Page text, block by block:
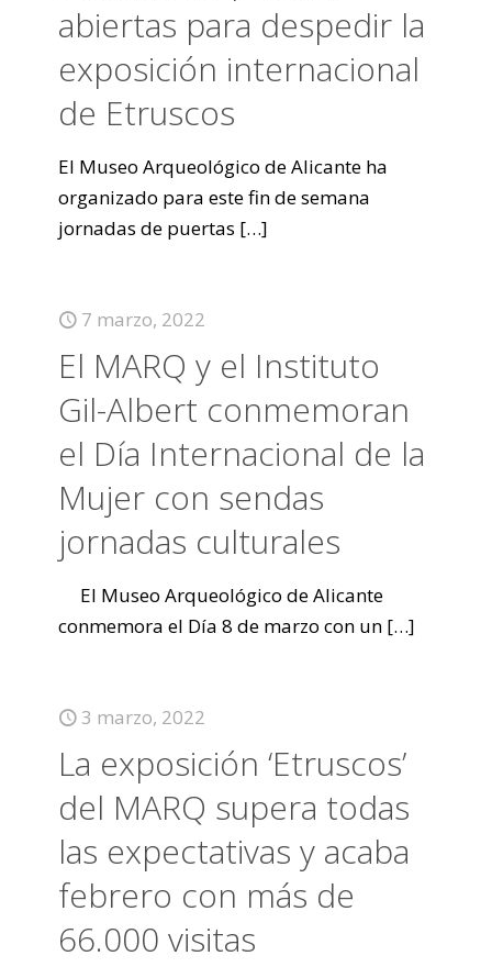
abiertas para despedir la
exposición internacional
de Etruscos
El Museo Arqueológico de Alicante ha
organizado para este fin de semana
jornadas de puertas […]
7 marzo, 2022
El MARQ y el Instituto
Gil-Albert conmemoran
el Día Internacional de la
Mujer con sendas
jornadas culturales
El Museo Arqueológico de Alicante
conmemora el Día 8 de marzo con un […]
3 marzo, 2022
La exposición ‘Etruscos’
del MARQ supera todas
las expectativas y acaba
febrero con más de
66.000 visitas